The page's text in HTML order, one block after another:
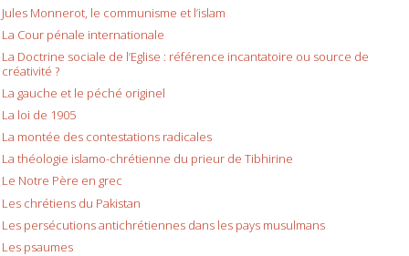
Jules Monnerot, le communisme et l’islam
La Cour pénale internationale
La Doctrine sociale de l’Eglise : référence incantatoire ou source de
créativité ?
La gauche et le péché originel
La loi de 1905
La montée des contestations radicales
La théologie islamo-chrétienne du prieur de Tibhirine
Le Notre Père en grec
Les chrétiens du Pakistan
Les persécutions antichrétiennes dans les pays musulmans
Les psaumes